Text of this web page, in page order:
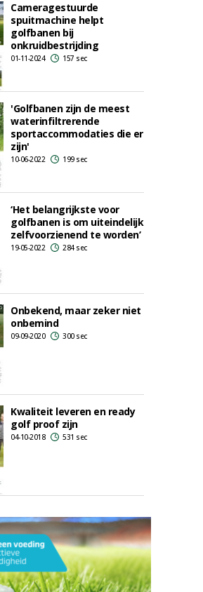
Cameragestuurde
spuitmachine helpt
golfbanen bij
onkruidbestrijding
01-11-2024 157 sec
'Golfbanen zijn de meest
waterinfiltrerende
sportaccommodaties die er
zijn'
10-06-2022 199 sec
‘Het belangrijkste voor
golfbanen is om uiteindelijk
zelfvoorzienend te worden’
19-05-2022 284 sec
Onbekend, maar zeker niet
onbemind
09-09-2020 300 sec
Kwaliteit leveren en ready
golf proof zijn
04-10-2018 531 sec